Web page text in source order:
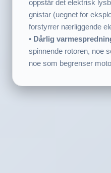
oppstår det elektrisk
gnistar (uegnet for
forstyrrer nærliggende
• Dårlig
spinnende rotoren, noe
noe som begrenser